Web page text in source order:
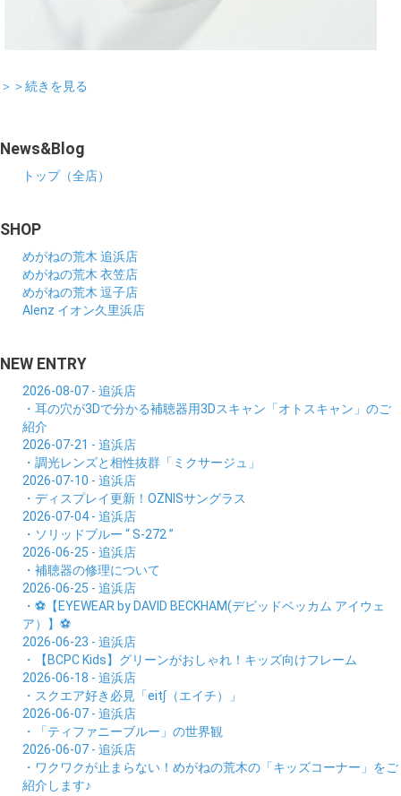
＞＞続きを見る
News&Blog
トップ（全店）
SHOP
めがねの荒木 追浜店
めがねの荒木 衣笠店
めがねの荒木 逗子店
Alenz イオン久里浜店
NEW ENTRY
2026-08-07 - 追浜店
・耳の穴が3Dで分かる補聴器用3Dスキャン「オトスキャン」のご
紹介
2026-07-21 - 追浜店
・調光レンズと相性抜群「ミクサージュ」
2026-07-10 - 追浜店
・ディスプレイ更新！OZNISサングラス
2026-07-04 - 追浜店
・ソリッドブルー “ S-272 ”
2026-06-25 - 追浜店
・補聴器の修理について
2026-06-25 - 追浜店
・⚽【EYEWEAR by DAVID BECKHAM(デビッドベッカム アイウェ
ア）】⚽
2026-06-23 - 追浜店
・【BCPC Kids】グリーンがおしゃれ！キッズ向けフレーム
2026-06-18 - 追浜店
・スクエア好き必見「eit∫（エイチ）」
2026-06-07 - 追浜店
・「ティファニーブルー」の世界観
2026-06-07 - 追浜店
・ワクワクが止まらない！めがねの荒木の「キッズコーナー」をご
紹介します♪